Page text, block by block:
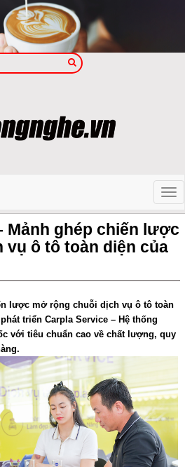
Mảnh ghép chiến lược
ô tô toàn diện của
lược mở rộng chuỗi dịch vụ ô tô toàn
triển Carpla Service – Hệ thống
với tiêu chuẩn cao về chất lượng, quy